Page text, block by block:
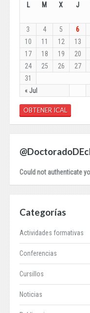
L
M X J
« Jul
3
4 5 6
10
11 12 13
17
18 19 20
24
25 26 27
31
OBTENER ICAL
Could not authenticate
Categorías
Actividades formativas
Conferencias
Cursillos
Noticias